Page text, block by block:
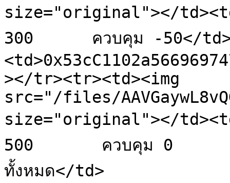
size="original"></
300      ควบคุม -50</
></tr><tr><td><img
src="/files/
size="original"></
500       ควบคุม 0      </
ทั้งหมด</td>